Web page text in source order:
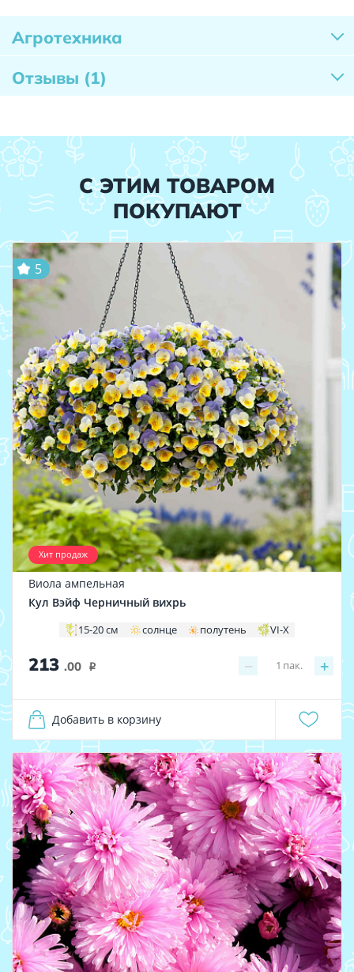
Агротехника
Отзывы (1)
С ЭТИМ ТОВАРОМ
ПОКУПАЮТ
Хит продаж
5
Виола ампельная
Кул Вэйф Черничный вихрь
15-20 см солнце полутень VI-X
213 .00 i − +
1 пак.
Добавить в корзину